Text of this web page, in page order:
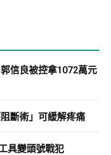
信良被控拿1072萬元
斷術」可緩解疼痛
具變頭號戰犯